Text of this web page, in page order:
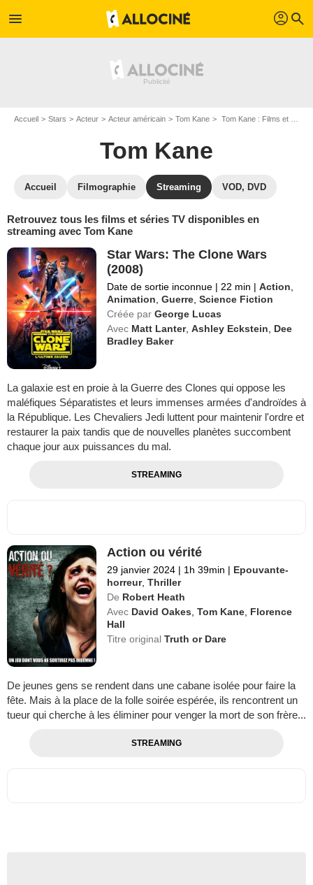
menu profil search
Accueil Stars Acteur Acteur américain Tom Kane Tom Kane : Films et séries online
Tom Kane
Accueil Filmographie Streaming VOD, DVD
Retrouvez tous les films et séries TV disponibles en
streaming avec Tom Kane
Star Wars: The Clone Wars
(2008)
Date de sortie inconnue | 22 min | Action
Animation ,Guerre ,Science Fiction
Créée par George Lucas
Avec Matt Lanter,Ashley Eckstein
Dee
Bradley Baker
La galaxie est en proie à la Guerre des Clones qui oppose les
maléfiques Séparatistes et leurs immenses armées d'androïdes à
la République. Les Chevaliers Jedi luttent pour maintenir l'ordre et
restaurer la paix tandis que de nouvelles planètes succombent
chaque jour aux puissances du mal.
STREAMING
Action ou vérité
29 janvier 2024 | 1h 39min | Epouvante-
horreur,Thriller
De Robert Heath
Avec David Oakes ,Tom Kane Florence
Hall
Titre originalTruth or Dare
De jeunes gens se rendent dans une cabane isolée pour faire la
fête. Mais à la place de la folle soirée espérée, ils rencontrent un
tueur qui cherche à les éliminer pour venger la mort de son frère...
STREAMING